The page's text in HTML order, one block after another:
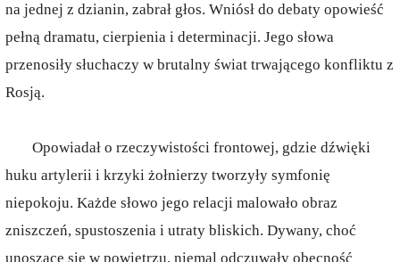
na jednej z dzianin, zabrał głos. Wniósł do debaty opowieść
pełną dramatu, cierpienia i determinacji. Jego słowa
przenosiły słuchaczy w brutalny świat trwającego konfliktu z
Rosją.
Opowiadał o rzeczywistości frontowej, gdzie dźwięki
huku artylerii i krzyki żołnierzy tworzyły symfonię
niepokoju. Każde słowo jego relacji malowało obraz
zniszczeń, spustoszenia i utraty bliskich. Dywany, choć
unoszące się w powietrzu, niemal odczuwały obecność